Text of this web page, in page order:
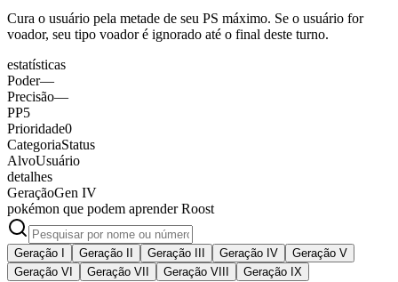
Cura o usuário pela metade de seu PS máximo. Se o usuário for
voador, seu tipo voador é ignorado até o final deste turno.
estatísticas
Poder—
Precisão—
PP5
Prioridade0
CategoriaStatus
AlvoUsuário
detalhes
GeraçãoGen IV
pokémon que podem aprender Roost
Geração I Geração II Geração III Geração IV
Geração V
Geração VI
Geração VII Geração VIII Geração IX